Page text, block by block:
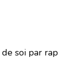
de soi par rap